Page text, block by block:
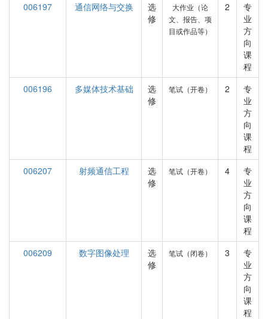
006197
通信网络与交换
选
修
大作业（论
文、报告、项
目或作品等）
2
专
业
方
向
课
程
006196
多媒体技术基础
选
修
笔试（开卷） 2
专
业
方
向
课
程
006207
射频通信工程
选
修
笔试（开卷） 4
专
业
方
向
课
程
006209
数字图像处理
选
修
笔试（闭卷） 3
专
业
方
向
课
程